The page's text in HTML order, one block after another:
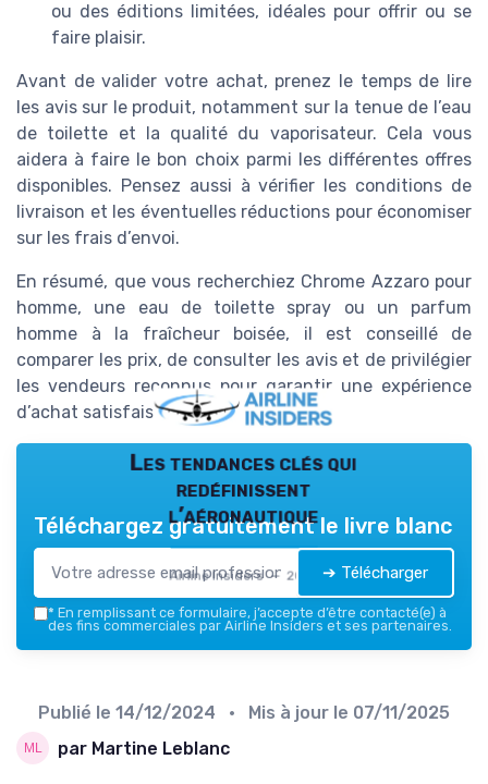
ou des éditions limitées, idéales pour offrir ou se
faire plaisir.
Avant de valider votre achat, prenez le temps de lire
les avis sur le produit, notamment sur la tenue de l’eau
de toilette et la qualité du vaporisateur. Cela vous
aidera à faire le bon choix parmi les différentes offres
disponibles. Pensez aussi à vérifier les conditions de
livraison et les éventuelles réductions pour économiser
sur les frais d’envoi.
En résumé, que vous recherchiez Chrome Azzaro pour
homme, une eau de toilette spray ou un parfum
homme à la fraîcheur boisée, il est conseillé de
comparer les prix, de consulter les avis et de privilégier
les vendeurs reconnus pour garantir une expérience
d’achat satisfaisante.
Les tendances clés qui
redéfinissent
l’aéronautique
Airline Insiders — 2026
Téléchargez gratuitement le livre blanc
➔ Télécharger
* En remplissant ce formulaire, j’accepte d’être contacté(e) à
des fins commerciales par Airline Insiders et ses partenaires.
Publié le 14/12/2024 • Mis à jour le 07/11/2025
par Martine Leblanc